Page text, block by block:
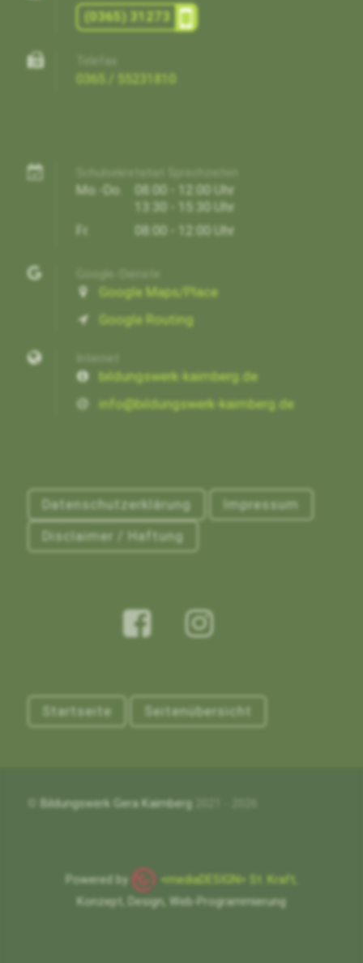
(0365) 31273
0365 / 55231810
Mo.-Do.
08:00 - 12:00 Uhr
13:30 - 15:30 Uhr
Fr.
08:00 - 12:00 Uhr
Google Maps/Place
Google Routing
bildungswerk-kaimberg.de
info@bildungswerk-kaimberg.de
Datenschutzerklärung Impressum
Disclaimer / Haftung
Startseite Seitenübersicht
Bildungswerk Gera Kaimberg
Powered by
<mediaDESIGN> St. Kraft,
Konzept, Design, Web-Programmierung